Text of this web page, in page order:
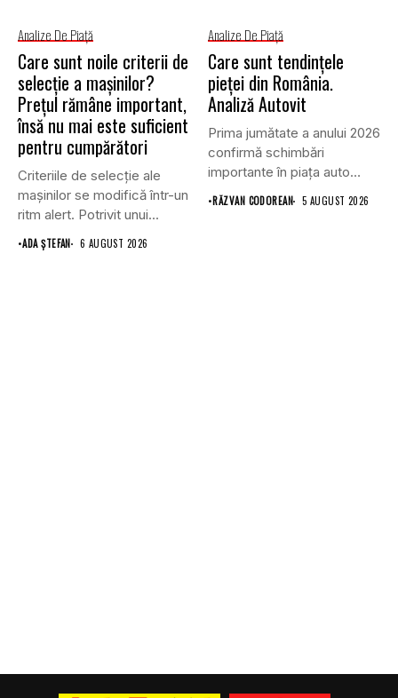
Analize De Piață
Care sunt noile criterii de
selecție a mașinilor?
Prețul rămâne important,
însă nu mai este suficient
pentru cumpărători
Criteriile de selecție ale
mașinilor se modifică într-un
ritm alert. Potrivit unui...
•ADA ȘTEFAN 6 AUGUST 2026
Analize De Piață
Care sunt tendințele
pieței din România.
Analiză Autovit
Prima jumătate a anului 2026
confirmă schimbări
importante în piața auto
din...
•RĂZVAN CODOREAN 5 AUGUST 2026